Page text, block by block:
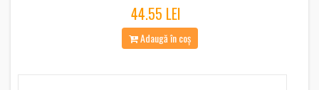
44.55 LEI
Adaugă în coș